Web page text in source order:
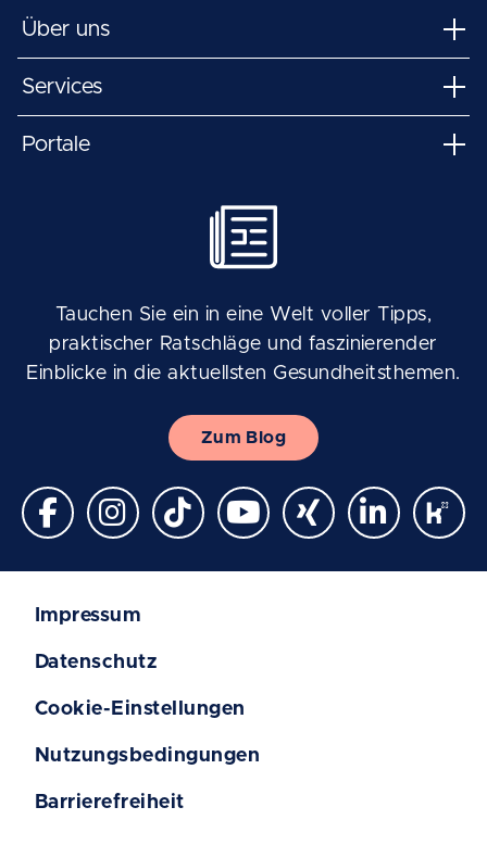
Über uns
Services
Portale
Tauchen Sie ein in eine Welt voller Tipps,
praktischer Ratschläge und faszinierender
Einblicke in die aktuellsten Gesundheitsthemen.
Zum Blog
Impressum
Datenschutz
Cookie-Einstellungen
Nutzungsbedingungen
Barrierefreiheit